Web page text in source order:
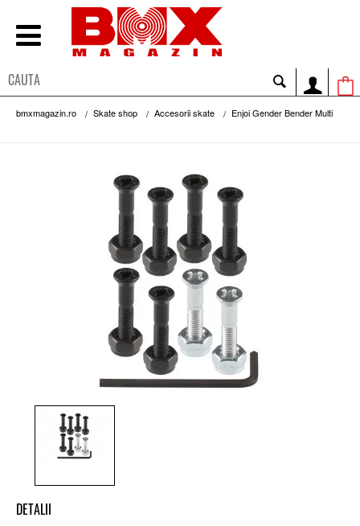
bmxmagazin.ro Skate shop Accesorii skate Enjoi Gender Bender Multi
DETALII